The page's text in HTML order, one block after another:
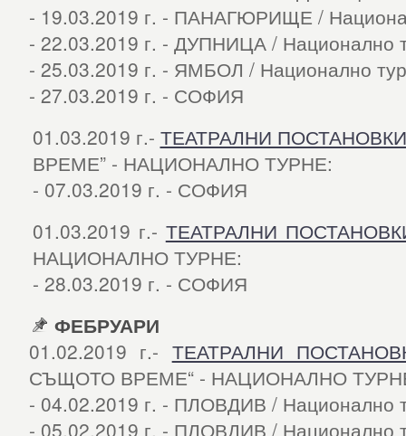
- 19.03.2019 г. - ПАНАГЮРИЩЕ /
- 22.03.2019 г. - ДУПНИЦА / Национално
- 25.03.2019 г. - ЯМБОЛ / Национално
- 27.03.2019 г. - СОФИЯ
01.03.2019 г.- ТЕАТРАЛНИ ПОСТАНОВКИ
ВРЕМЕ” - НАЦИОНАЛНО ТУРНЕ:
- 07.03.2019 г. - СОФИЯ
01.03.2019 г.- ТЕАТРАЛНИ
НАЦИОНАЛНО ТУРНЕ:
- 28.03.2019 г. - СОФИЯ
ФЕБРУАРИ
01.02.2019 г.- ТЕАТРАЛНИ
СЪЩОТО ВРЕМЕ“ - НАЦИОНАЛНО
- 04.02.2019 г. - ПЛОВДИВ / Национално
- 05.02.2019 г. - ПЛОВДИВ / Национално